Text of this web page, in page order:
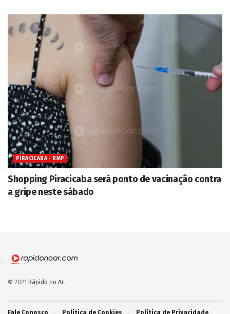
PIRACICABA - RMP
Shopping Piracicaba será ponto de vacinação contra
a gripe neste sábado
© 2021 Rápido no Ar.
Fale Conosco Política de Cookies Política de Privacidade